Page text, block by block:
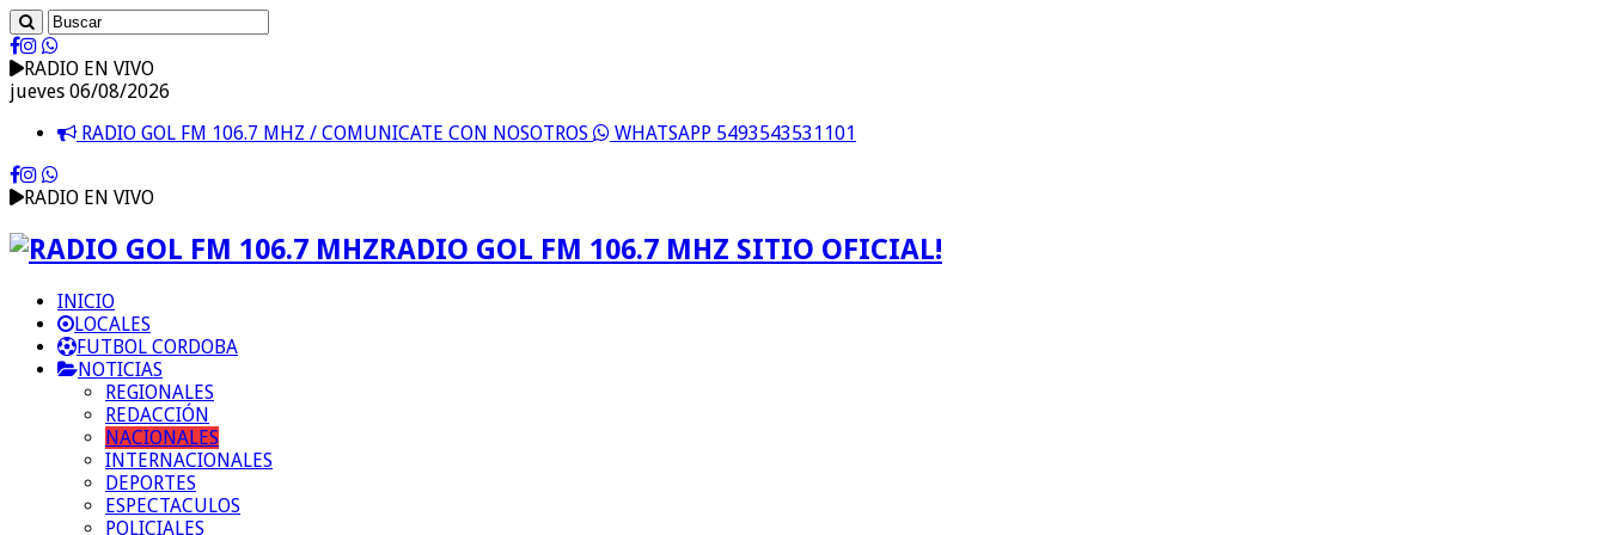
RADIO EN VIVO
jueves 06/08/2026
RADIO GOL FM 106.7 MHZ / COMUNICATE CON NOSOTROS
WHATSAPP 5493543531101
RADIO EN VIVO
RADIO GOL FM 106.7 MHZ SITIO OFICIAL!
INICIO
LOCALES
FUTBOL CORDOBA
NOTICIAS
REGIONALES
REDACCIÓN
NACIONALES
INTERNACIONALES
DEPORTES
ESPECTACULOS
POLICIALES